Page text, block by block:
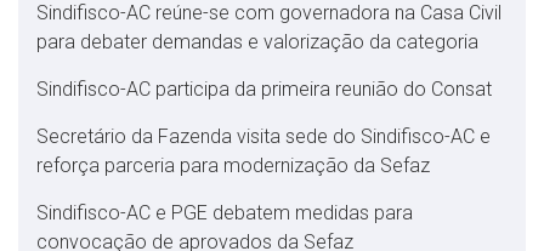
Sindifisco-AC reúne-se com governadora na Casa Civil
para debater demandas e valorização da categoria
Sindifisco-AC participa da primeira reunião do Consat
Secretário da Fazenda visita sede do Sindifisco-AC e
reforça parceria para modernização da Sefaz
Sindifisco-AC e PGE debatem medidas para
convocação de aprovados da Sefaz